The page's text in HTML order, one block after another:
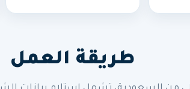
طريقة العمل